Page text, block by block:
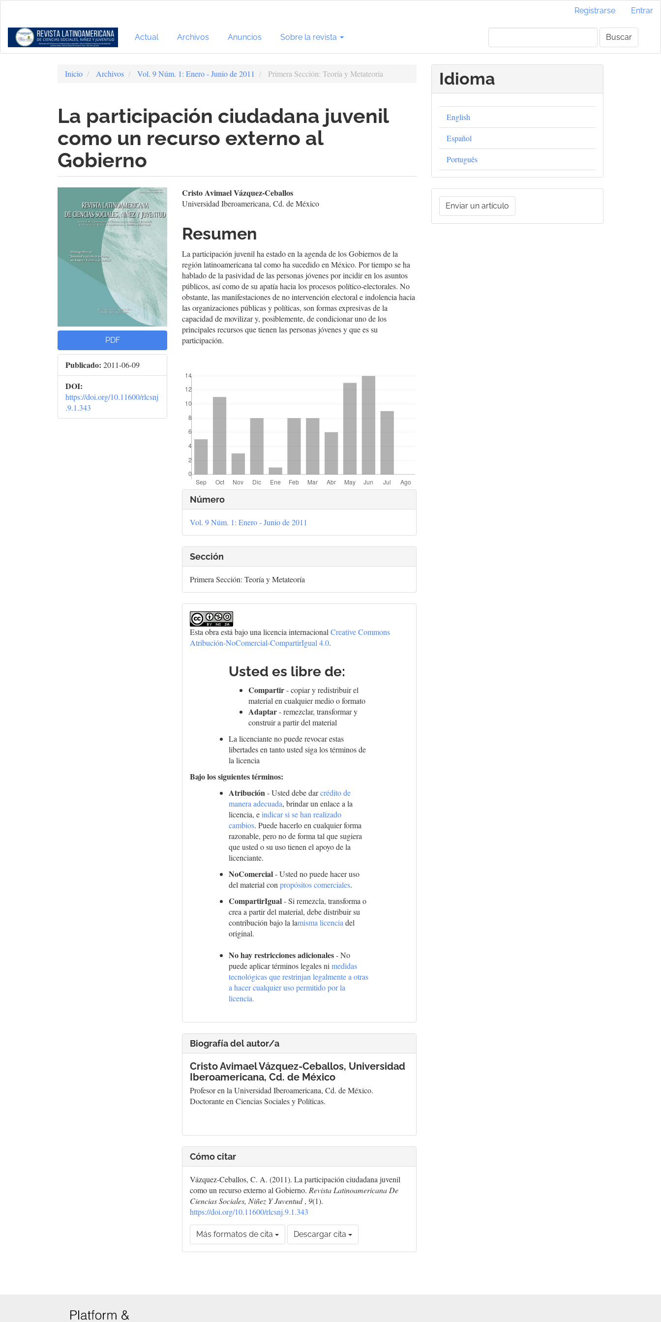
Contenido
principal
Barra
Registrarse Entrar
Actual Archivos Anuncios Sobre la revista Buscar
Inicio Archivos Vol. 9 Núm. 1: Enero - Junio de 2011 Primera Sección: Teoría y Metateoría
La participación ciudadana juvenil
como un recurso externo al
Gobierno
lateral
del
artículo
PDF
Publicado: 2011-06-09
DOI:
https://doi.org/10.11600/rlcsnj
.9.1.343
Contenido
del
artículo
Cristo Avimael Vázquez-Ceballos
Universidad Iberoamericana, Cd. de México
Resumen
La participación juvenil ha estado en la agenda de los Gobiernos de la
región latinoamericana tal como ha sucedido en México. Por tiempo se ha
hablado de la pasividad de las personas jóvenes por incidir en los asuntos
públicos, así como de su apatía hacia los procesos político-electorales. No
obstante, las manifestaciones de no intervención electoral e indolencia hacia
las organizaciones públicas y políticas, son formas expresivas de la
capacidad de movilizar y, posiblemente, de condicionar uno de los
principales recursos que tienen las personas jóvenes y que es su
participación.
Detalles
del
artículo
Número
Vol. 9 Núm. 1: Enero - Junio de 2011
Sección
Primera Sección: Teoría y Metateoría
Esta obra está bajo una licencia internacionalCreative Commons
Atribución-NoComercial-CompartirIgual 4.0.
Usted es libre de:
Compartir- copiar y redistribuir el
material en cualquier medio o formato
Adaptar- remezclar, transformar y
construir a partir del material
La licenciante no puede revocar estas
libertades en tanto usted siga los términos de
la licencia
Bajo los siguientes términos:
Atribución- Usted debe darcrédito de
manera adecuada, brindar un enlace a la
licencia, eindicar si se han realizado
cambios. Puede hacerlo en cualquier forma
razonable, pero no de forma tal que sugiera
que usted o su uso tienen el apoyo de la
licenciante.
NoComercial- Usted no puede hacer uso
del material conpropósitos comerciales.
CompartirIgual- Si remezcla, transforma o
crea a partir del material, debe distribuir su
contribución bajo la lamisma licencia del
original.
No hay restricciones adicionales- No
puede aplicar términos legales nimedidas
tecnológicas que restrinjan legalmente a otras
a hacer cualquier uso permitido por la
licencia.
Biografía del autor/a
Cristo Avimael Vázquez-Ceballos, Universidad
Iberoamericana, Cd. de México
Profesor en la Universidad Iberoamericana, Cd. de México.
Doctorante en Ciencias Sociales y Políticas.
Cómo citar
Vázquez-Ceballos, C. A. (2011). La participación ciudadana juvenil
como un recurso externo al Gobierno. Revista Latinoamericana De
Ciencias Sociales, Niñez Y Juventud, 9(1).
https://doi.org/10.11600/rlcsnj.9.1.343
Más formatos de cita Descargar cita
Idioma
English
Español
Português
Enviar
unEnviar un artículo